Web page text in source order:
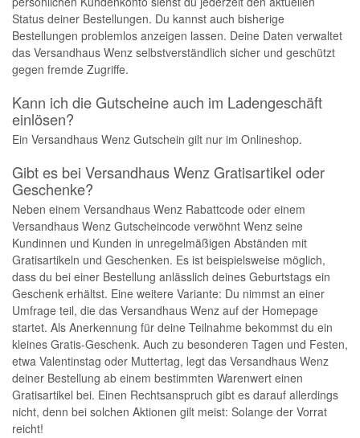
Status deiner Bestellungen. Du kannst auch bisherige
Bestellungen problemlos anzeigen lassen. Deine Daten verwaltet
das Versandhaus Wenz selbstverständlich sicher und geschützt
gegen fremde Zugriffe.
Kann ich die Gutscheine auch im Ladengeschäft
einlösen?
Ein Versandhaus Wenz Gutschein gilt nur im Onlineshop.
Gibt es bei Versandhaus Wenz Gratisartikel oder
Geschenke?
Neben einem Versandhaus Wenz Rabattcode oder einem
Versandhaus Wenz Gutscheincode verwöhnt Wenz seine
Kundinnen und Kunden in unregelmäßigen Abständen mit
Gratisartikeln und Geschenken. Es ist beispielsweise möglich,
dass du bei einer Bestellung anlässlich deines Geburtstags ein
Geschenk erhältst. Eine weitere Variante: Du nimmst an einer
Umfrage teil, die das Versandhaus Wenz auf der Homepage
startet. Als Anerkennung für deine Teilnahme bekommst du ein
kleines Gratis-Geschenk. Auch zu besonderen Tagen und Festen,
etwa Valentinstag oder Muttertag, legt das Versandhaus Wenz
deiner Bestellung ab einem bestimmten Warenwert einen
Gratisartikel bei. Einen Rechtsanspruch gibt es darauf allerdings
nicht, denn bei solchen Aktionen gilt meist: Solange der Vorrat
reicht!